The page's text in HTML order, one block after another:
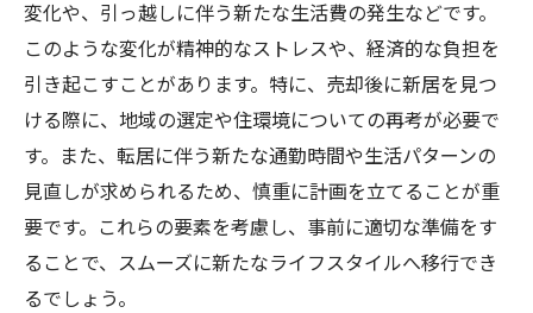
変化や、引っ越しに伴う新たな生活費の発生などです。
このような変化が精神的なストレスや、経済的な負担を
引き起こすことがあります。特に、売却後に新居を見つ
ける際に、地域の選定や住環境についての再考が必要で
す。また、転居に伴う新たな通勤時間や生活パターンの
見直しが求められるため、慎重に計画を立てることが重
要です。これらの要素を考慮し、事前に適切な準備をす
ることで、スムーズに新たなライフスタイルへ移行でき
るでしょう。